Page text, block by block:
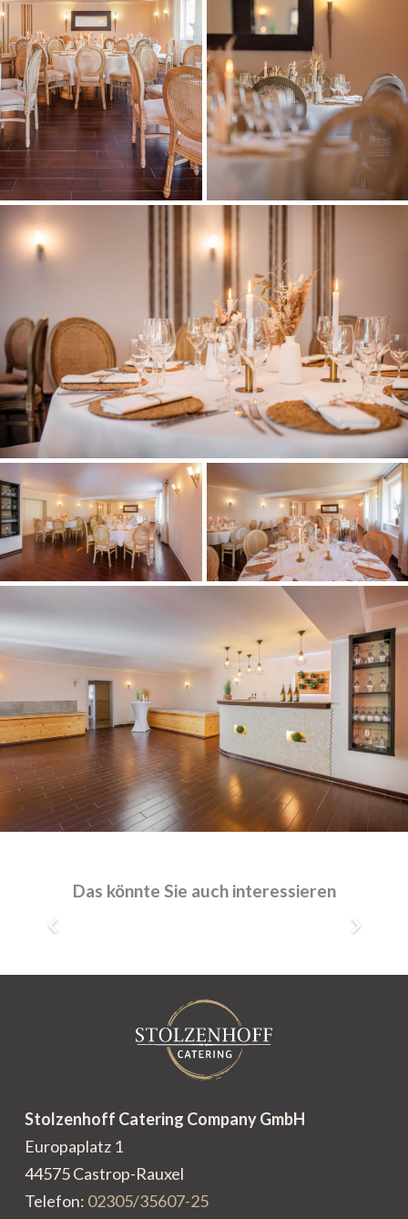
Das könnte Sie auch interessieren
Bochum, Jahrhunderthalle,
bis 120 Personen
Stolzenhoff Catering Company GmbH
Europaplatz 1
44575 Castrop-Rauxel
Telefon: 02305/35607-25